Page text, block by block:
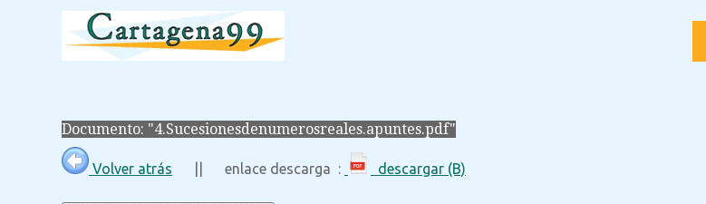
Documento: "4.Sucesionesdenumerosreales.apuntes.pdf"
Volver atrás || enlace descarga : descargar (B)